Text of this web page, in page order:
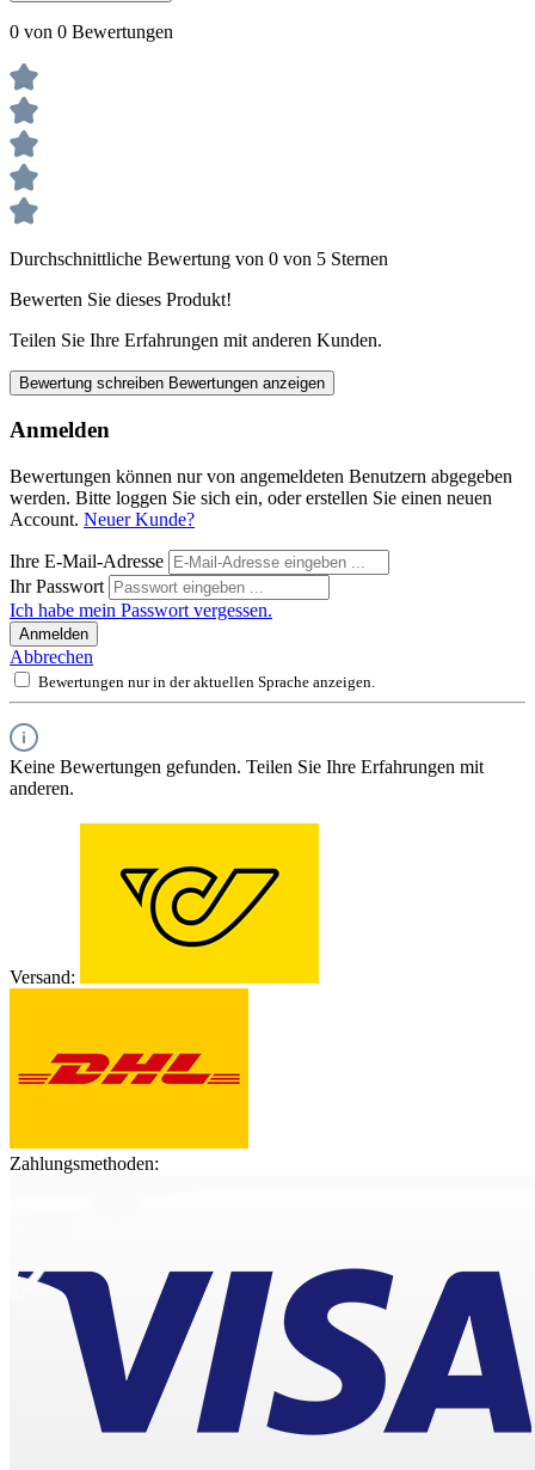
0 von 0 Bewertungen
Durchschnittliche Bewertung von 0 von 5 Sternen
Bewerten Sie dieses Produkt!
Teilen Sie Ihre Erfahrungen mit anderen Kunden.
Bewertung schreiben Bewertungen anzeigen
Anmelden
Bewertungen können nur von angemeldeten Benutzern abgegeben
werden. Bitte loggen Sie sich ein, oder erstellen Sie einen neuen
Account. Neuer Kunde?
Ihre E-Mail-Adresse
Ihr Passwort
Ich habe mein Passwort vergessen.
Anmelden
Abbrechen
Bewertungen nur in der aktuellen Sprache anzeigen.
Keine Bewertungen gefunden. Teilen Sie Ihre Erfahrungen mit
anderen.
Versand:
Zahlungsmethoden: